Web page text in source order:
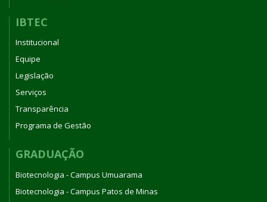
IBTEC
Institucional
Equipe
Legislação
Serviços
Transparência
Programa de Gestão
GRADUAÇÃO
Biotecnologia - Campus Umuarama
Biotecnologia - Campus Patos de Minas